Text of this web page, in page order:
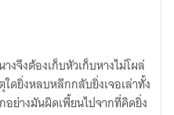
จึงต้องเก็บหัวเก็บหางไม่โผล่
ใดยิ่งหลบหลีกกลับยิ่งเจอเล่าทั้ง
อย่างมันผิดเพี้ยนไปจากที่คิดยิ่ง